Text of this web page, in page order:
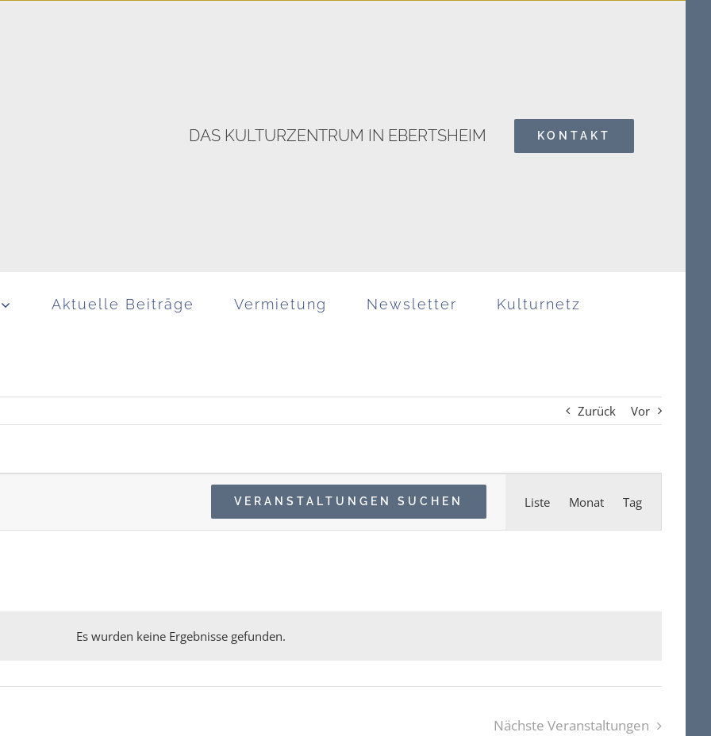
DAS KULTURZENTRUM IN EBERTSHEIM
Search
KONTAKT
Aktuelle Beiträge Vermietung Newsletter Kulturnetz
Zurück Vor
Hinweis
Es wurden keine Ergebnisse gefunden.
VERANSTALTUNGEN SUCHEN
Ansichten-
Liste Monat Tag
NächsteVeranstaltungen